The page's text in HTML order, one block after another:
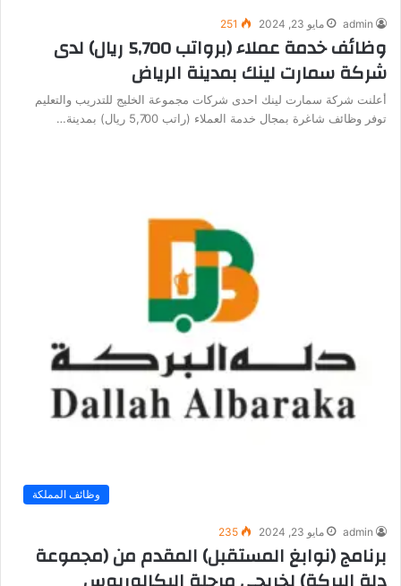
admin مايو 23, 2024 251
وظائف خدمة عملاء (برواتب 5,700 ريال) لدى
شركة سمارت لينك بمدينة الرياض
أعلنت شركة سمارت لينك احدى شركات مجموعة الخليج للتدريب والتعليم
توفر وظائف شاغرة بمجال خدمة العملاء (راتب 5,700 ريال) بمدينة…
وظائف المملكة
admin مايو 23, 2024 235
برنامج (نوابغ المستقبل) المقدم من (مجموعة